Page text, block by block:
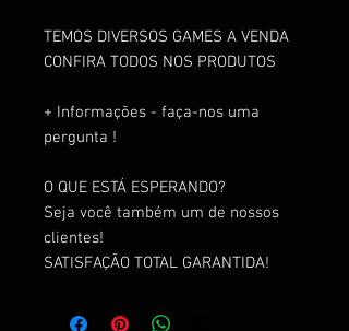
TEMOS DIVERSOS GAMES A VENDA
CONFIRA TODOS NOS PRODUTOS
+ Informações - faça-nos uma
pergunta !
O QUE ESTÁ ESPERANDO?
Seja você também um de nossos
clientes!
SATISFAÇÃO TOTAL GARANTIDA!